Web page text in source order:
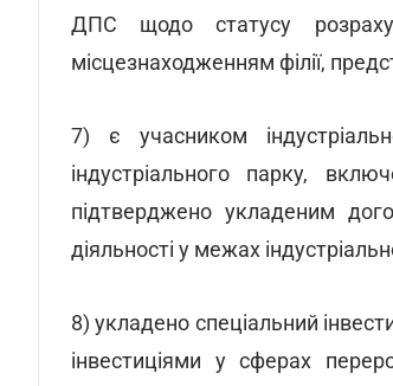
ДПС щодо статусу
місцезнаходженням філії,
7) є учасником
індустріального парку,
підтверджено укладеним
діяльності у межах
8) укладено спеціальний
інвестиціями у сферах